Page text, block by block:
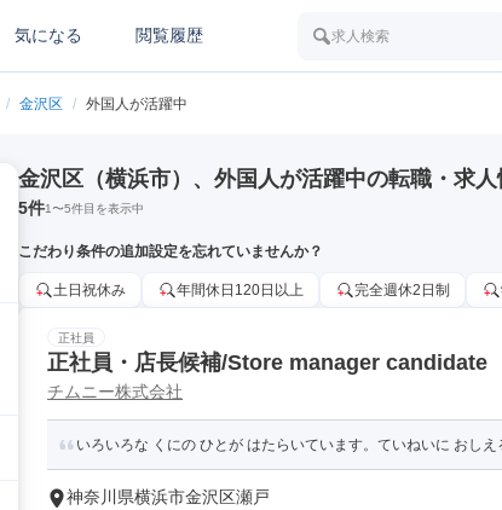
気になる 閲覧履歴 求人検索
/ 金沢区 / 外国人が活躍中
金沢区（横浜市）、外国人が活躍中の転職・求人
5件1〜5件目を表示中
こだわり条件の追加設定を忘れていませんか？
土日祝休み 年間休日120日以上 完全週休2日制
正社員
正社員・店長候補/Store manager candidate
チムニー株式会社
いろいろな くにの ひとが はたらいています。ていねいに おしえ
神奈川県横浜市金沢区瀬戸